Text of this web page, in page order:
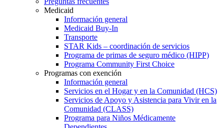
Medicaid
Información general
Medicaid Buy-In
Transporte
STAR Kids – coordinación de servicios
Programa de primas de seguro médico (HIPP)
Programa Community First Choice
Programas con exención
Información general
Servicios en el Hogar y en la Comunidad (HCS)
Servicios de Apoyo y Asistencia para Vivir en la
Comunidad (CLASS)
Programa para Niños Médicamente